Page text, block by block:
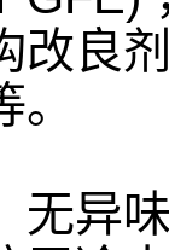
改良
无异